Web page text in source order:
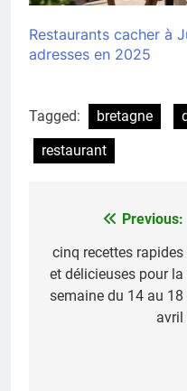
Restaurants cacher à
adresses en 2025
Tagged: bretagne
restaurant
Navigation
de
l’article
Previous:
cinq recettes rapides
et délicieuses pour la
semaine du 14 au 18
avril